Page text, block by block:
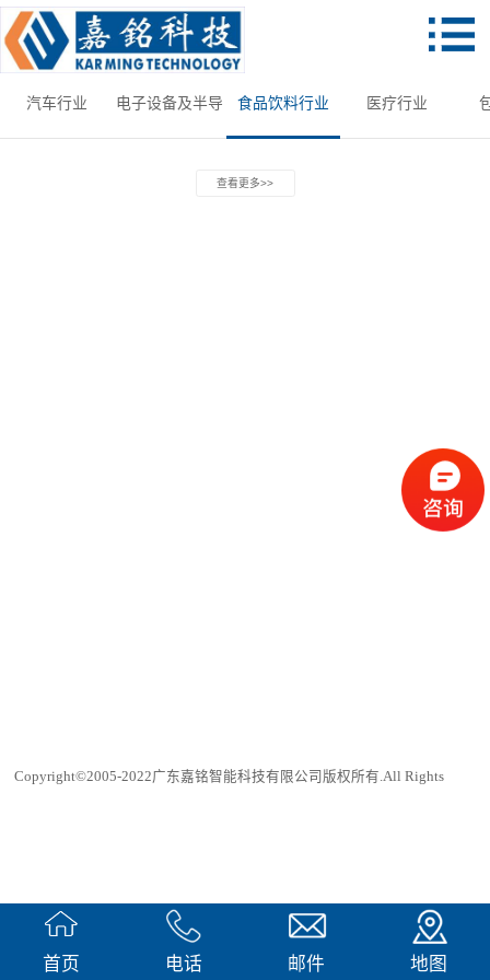
汽车行业 电子设备及半导 食品饮料行业 医疗行业
Copyright©2005-2022广东嘉铭智能科技有限公司版权所有.All Rights
首页 电话 邮件 地图